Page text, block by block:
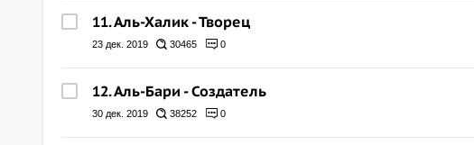
11. Аль-Халик - Творец
23 дек. 2019 30465 0
12. Аль-Бари - Создатель
30 дек. 2019 38252 0